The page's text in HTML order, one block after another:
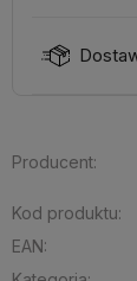
Producent:
Kod produktu:
EAN: